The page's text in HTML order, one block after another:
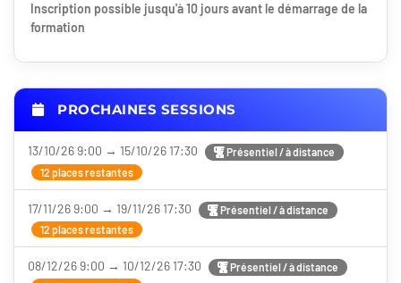
Inscription possible jusqu'à 10 jours avant le démarrage de la
formation
PROCHAINES SESSIONS
13/10/26 9:00 → 15/10/26 17:30
Présentiel / à distance
12 places restantes
17/11/26 9:00 → 19/11/26 17:30
Présentiel / à distance
12 places restantes
08/12/26 9:00 → 10/12/26 17:30
Présentiel / à distance